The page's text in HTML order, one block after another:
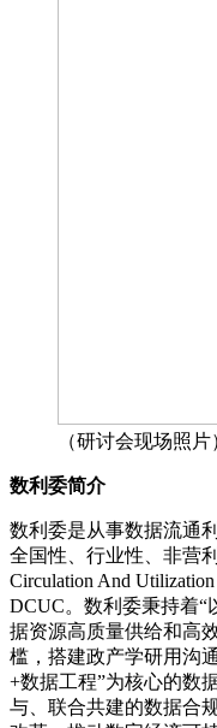
（研讨会现场照片
数利委简介
数利委是从事数据流通
全国性、行业性、非营
Circulation And
DCUC。数利委秉持着“
据资源高质量供给和高
槛，搭建政产学研用沟
+数据工程”为核心的数
与、联合共建的数据合